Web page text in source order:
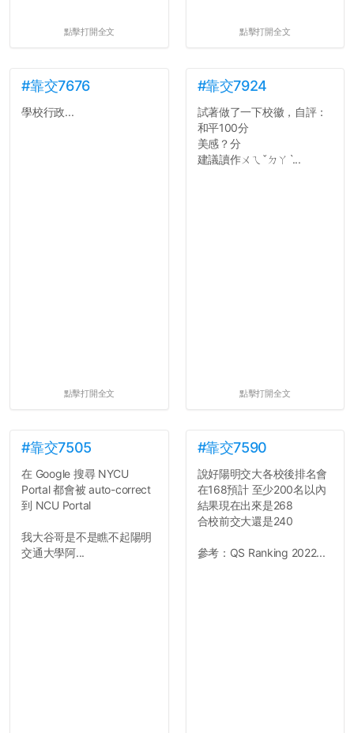
點擊打開全文 點擊打開全文
#靠交7676
學校行政...
點擊打開全文
#靠交7924
試著做了一下校徽，自評：
和平100分
美感？分
建議讀作ㄨㄟˇㄉㄚˋ...
點擊打開全文
#靠交7505
在 Google 搜尋 NYCU
Portal 都會被 auto-correct
到 NCU Portal
我大谷哥是不是瞧不起陽明
交通大學阿...
#靠交7590
說好陽明交大各校後排名會
在168預計 至少200名以內
結果現在出來是268
合校前交大還是240
參考：QS Ranking 2022...